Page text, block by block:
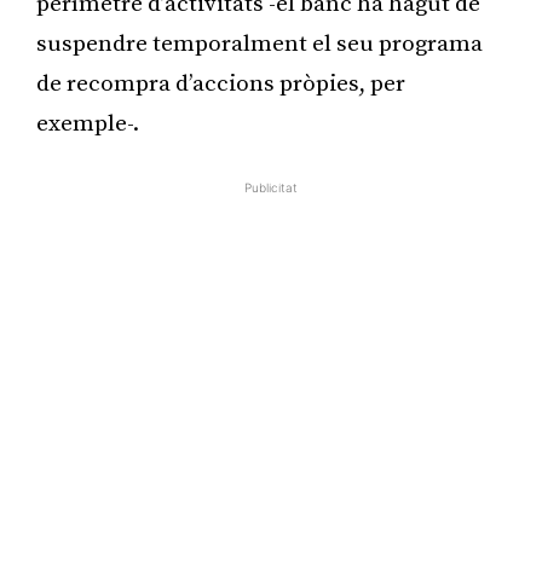
suspendre temporalment el seu programa
de recompra d’accions pròpies, per
exemple-.
Publicitat